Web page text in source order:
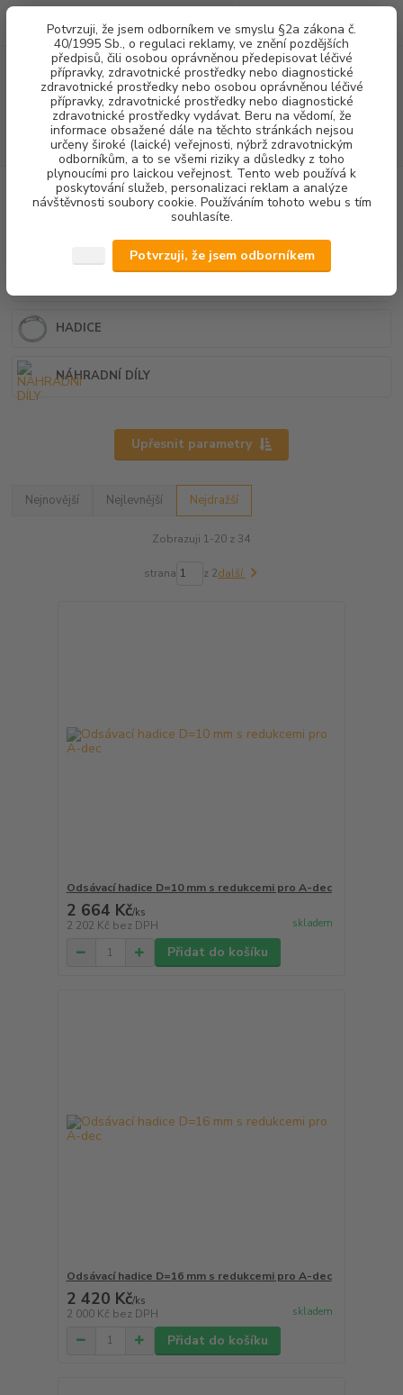
Potvrzuji, že jsem odborníkem ve smyslu §2a zákona č.
40/1995 Sb., o regulaci reklamy, ve znění pozdějších
předpisů, čili osobou oprávněnou předepisovat léčivé
přípravky, zdravotnické prostředky nebo diagnostické
zdravotnické prostředky nebo osobou oprávněnou léčivé
přípravky, zdravotnické prostředky nebo diagnostické
zdravotnické prostředky vydávat. Beru na vědomí, že
informace obsažené dále na těchto stránkách nejsou
určeny široké (laické) veřejnosti, nýbrž zdravotnickým
odborníkům, a to se všemi riziky a důsledky z toho
plynoucími pro laickou veřejnost. Tento web používá k
poskytování služeb, personalizaci reklam a analýze
návštěvnosti soubory cookie. Používáním tohoto webu s tím
souhlasíte.
Potvrzuji, že jsem odborníkem
Menu
CZK
Hledat
(Po-Pá, 8-16 hod.)
za0,00 Kč
STOMATOLOGICKÉ SOUPRAVY + NÁHRADNÍ DÍLY
NÁHRADNÍ
DÍLY SÁNÍ
NÁHRADNÍ DÍLY SÁNÍ
HADICE
NÁHRADNÍ DÍLY
Upřesnit parametry
Nejnovější Nejlevnější Nejdražší
Zobrazuji 1-20 z 34
strana z 2další
Odsávací hadice D=10 mm s redukcemi pro A-dec
2 664 Kč/ks
2 202 Kč bez DPH skladem
Přidat do košíku
Odsávací hadice D=16 mm s redukcemi pro A-dec
2 420 Kč/ks
2 000 Kč bez DPH skladem
Přidat do košíku